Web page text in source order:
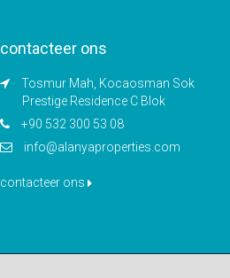
contacteer ons
Tosmur Mah, Kocaosman Sok
Prestige Residence C Blok
+90 532 300 53 08
info@alanyaproperties.com
contacteer ons